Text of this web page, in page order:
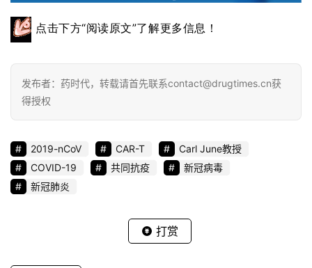
点击下方“阅读原文”了解更多信息！
发布者：药时代，转载请首先联系contact@drugtimes.cn获
得授权
2019-nCoV CAR-T
Carl June教授
COVID-19
共同抗疫
新冠病毒
新冠肺炎
打赏